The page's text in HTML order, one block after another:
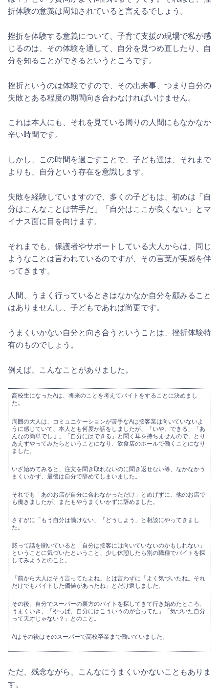
折体験の意義は周知されていると言えるでしょう。
挫折を体験する意義について、子育て支援の現場で私が感
じるのは、その体験を通して、自分を見つめ直したり、自
分を知ることができるというところです。
挫折というのは体験ですので、その出来事、つまり自分の
失敗とある程度の期間向き合わなければいけません。
これは本人にも、それを見ている周りの人間にもなかなか
辛い時間です。
しかし、この時間を過ごすことで、子ども達は、それまで
よりも、自分という存在を意識します。
失敗を経験していますので、多くの子どもは、初めは「自
分はこんなことは苦手だ」「自分はここが良くない」とマ
イナス面に目を向けます。
それまでも、保護者やサポートしている大人からは、同じ
ようなことは言われているのですが、その言葉が実感を伴
ってきます。
人間、うまく行っているときはなかなか自分を顧みること
はありませんし、子どもであれば尚更です。
うまくいかない自分と向き合うということは、挫折体験特
有のものでしょう。
例えば、こんなことがありました。
高校生になったAは、将来のことを考えてバイトをすることに決めまし
た。
周囲の大人は、コミュニケーションが苦手なAは接客業は向いていないよ
うに感じていて、本人とも何度か話をしましたが、「いや、できる」「あ
んなの簡単でしょ」「自分にはできる」と聞く耳を持ちませんので、とり
あえずやってみたらということになり、飲食店のホールで働くことになり
ました。
いざ始めてみると、注文を聞き取れないのに聞き返せない等、なかなかう
まくいかず、最後は自分で辞めてしまいました。
それでも「あのお店が自分に合わなかっただけ」とめげずに、他のお店で
も働きましたが、またもやうまくいかずに辞めました。
さすがに「もう自分は働けない」「どうしよう」と相談にやってきまし
た。
黙って話を聞いていると「自分は接客には向いていないのかもしれない」
ということに気づいたということ、少し休憩したら別の職種でバイトを探
してみようとのこと。
「前から大人はそう言ってたよね」とは言わずに「よく気づいたね。それ
だけでもバイトした価値があったね」とだけ返しました。
その後、自分でスーパーの裏方のバイトを探してきて行き始めたところ、
うまくいき、「やっぱ、自分にはこういうのが合ってた」「気づいた自分
って天才じゃない？」とのこと。
Aはその後はそのスーパーで高校卒業まで働いていました。
ただ、残念ながら、こんなにうまくいかないこともありま
す。